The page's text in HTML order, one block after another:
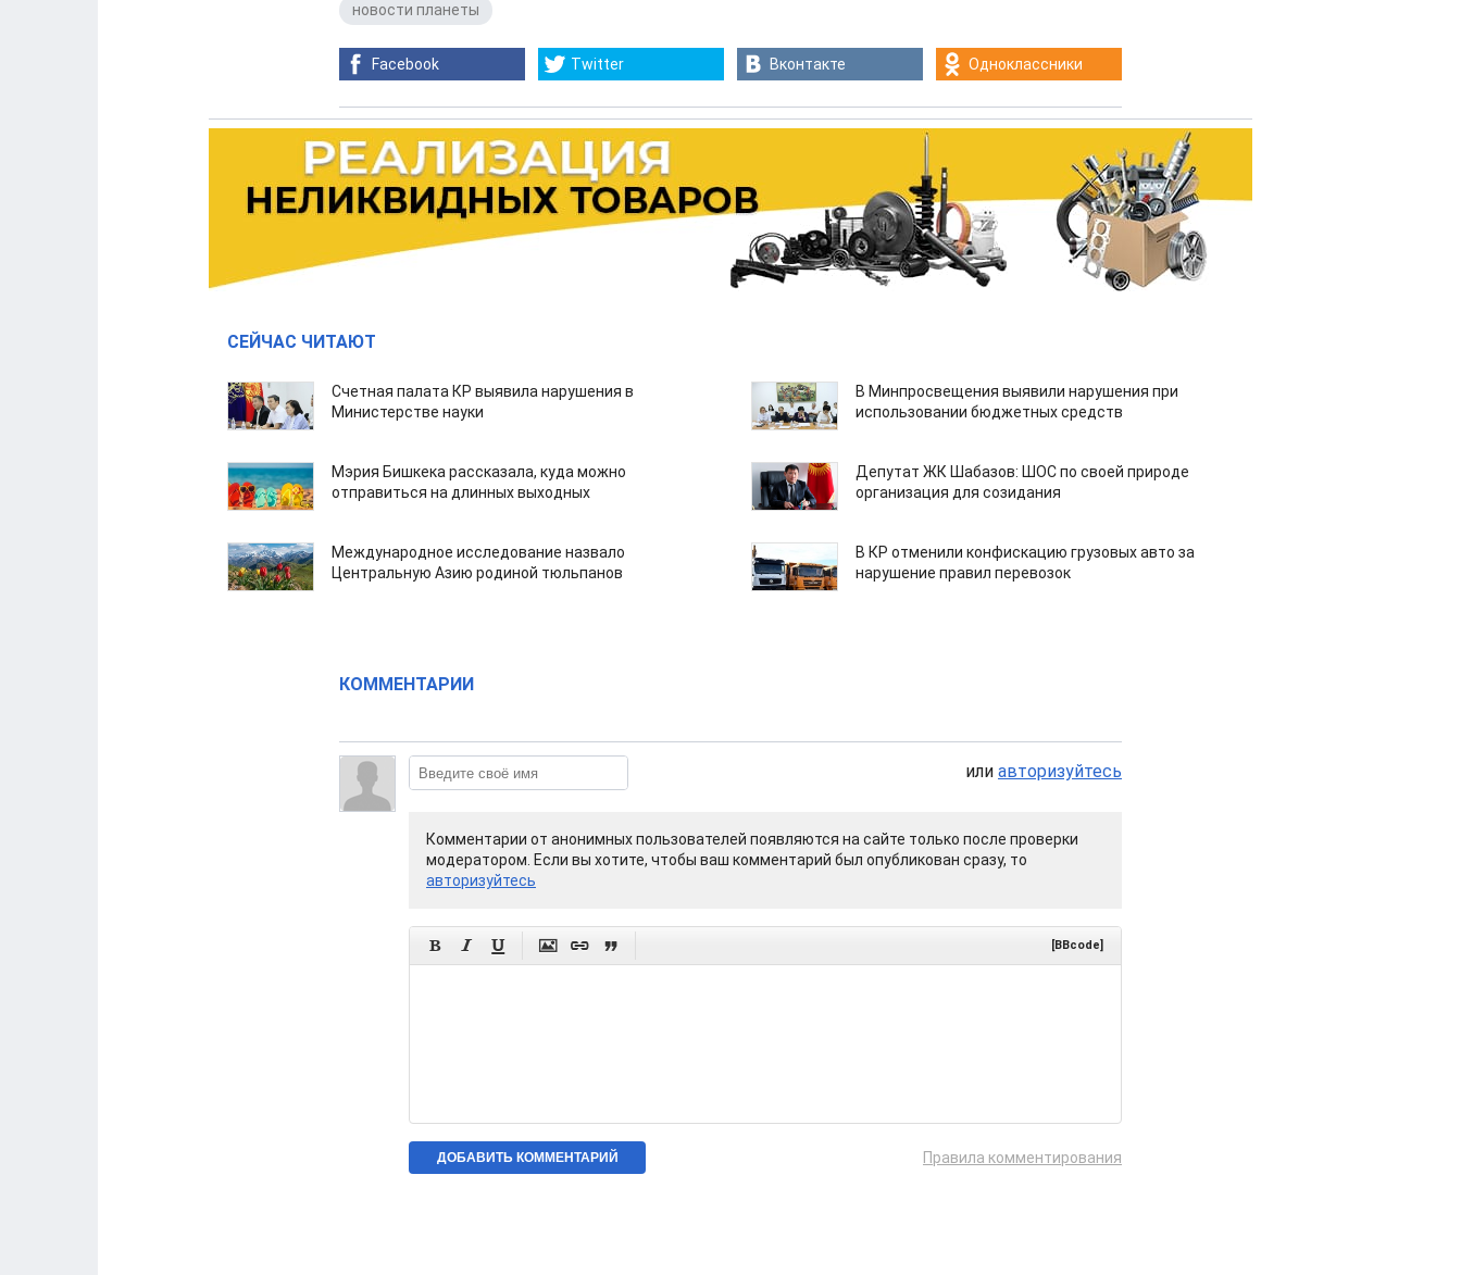
новости планеты
Facebook Twitter Вконтакте Одноклассники
СЕЙЧАС ЧИТАЮТ
Счетная палата КР выявила нарушения в
Министерстве науки
В Минпросвещения выявили нарушения при
использовании бюджетных средств
Мэрия Бишкека рассказала, куда можно
отправиться на длинных выходных
Депутат ЖК Шабазов: ШОС по своей природе
организация для созидания
Международное исследование назвало
Центральную Азию родиной тюльпанов
В КР отменили конфискацию грузовых авто за
нарушение правил перевозок
КОММЕНТАРИИ
или авторизуйтесь
Комментарии от анонимных пользователей появляются на сайте только после проверки
модератором. Если вы хотите, чтобы ваш комментарий был опубликован сразу, то
авторизуйтесь
      [BBcode]
Правила комментирования